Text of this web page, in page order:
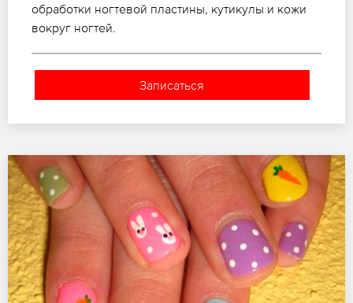
обработки ногтевой пластины, кутикулы и кожи
вокруг ногтей.
Записаться